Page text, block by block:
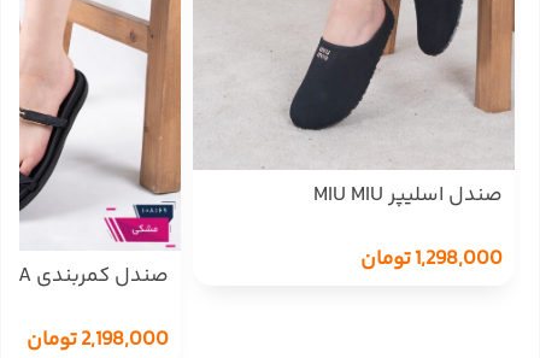
صندل اسلیپر MIU MIU
1,298,000تومان
صندل کمربندی TA.HA
2,198,000تومان